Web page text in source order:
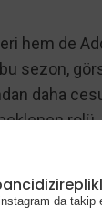
hem de
sezon,
daha
2025
aday.
da takip